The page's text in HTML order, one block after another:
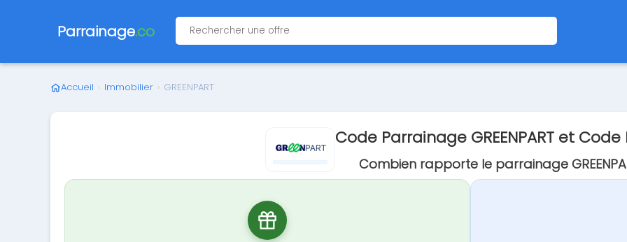
Parrainage.co
Accueil › Immobilier › GREENPART
Code Parrainage GREENPART et
Combien rapporte le parrainage